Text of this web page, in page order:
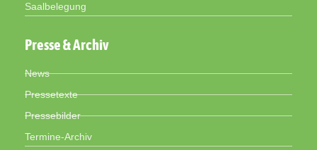
Saalbelegung
Presse & Archiv
News
Pressetexte
Pressebilder
Termine-Archiv